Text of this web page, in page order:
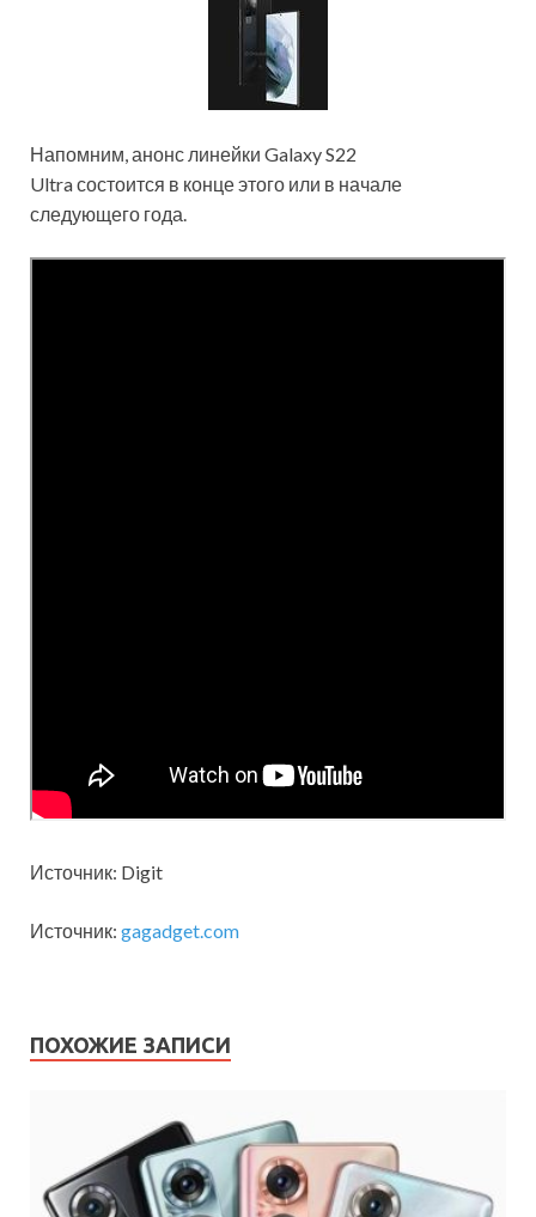
Напомним, анонс линейки Galaxy S22
Ultra состоится в конце этого или в начале
следующего года.
Источник: Digit
Источник: gagadget.com
ПОХОЖИЕ ЗАПИСИ